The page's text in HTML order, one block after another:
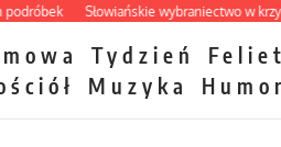
Słowiańskie wybraniectwo w krzywym
Tydzień
Muzyka Humor